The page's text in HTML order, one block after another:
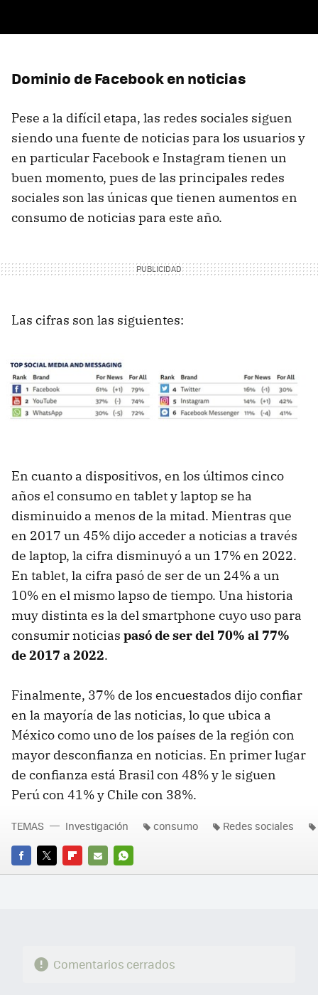
Dominio de Facebook en noticias
Pese a la difícil etapa, las redes sociales siguen
siendo una fuente de noticias para los usuarios y
en particular Facebook e Instagram tienen un
buen momento, pues de las principales redes
sociales son las únicas que tienen aumentos en
consumo de noticias para este año.
Las cifras son las siguientes:
En cuanto a dispositivos, en los últimos cinco
años el consumo en tablet y laptop se ha
disminuido a menos de la mitad. Mientras que
en 2017 un 45% dijo acceder a noticias a través
de laptop, la cifra disminuyó a un 17% en 2022.
En tablet, la cifra pasó de ser de un 24% a un
10% en el mismo lapso de tiempo. Una historia
muy distinta es la del smartphone cuyo uso para
consumir noticias pasó de ser del 70% al 77%
de 2017 a 2022.
Finalmente, 37% de los encuestados dijo confiar
en la mayoría de las noticias, lo que ubica a
México como uno de los países de la región con
mayor desconfianza en noticias. En primer lugar
de confianza está Brasil con 48% y le siguen
Perú con 41% y Chile con 38%.
FACEBOOK
TWITTERFLIPBOARD
E-
WHATSAPP
TEMAS Investigación consumo Redes sociales
Comentarios cerrados